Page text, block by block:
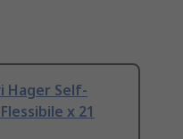
Hager Self-
x 21